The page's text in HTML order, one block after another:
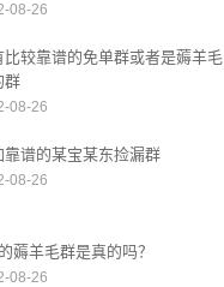
08-26
比较靠谱的免单群或者是薅羊毛
群
08-26
靠谱的某宝某东捡漏群
08-26
薅羊毛群是真的吗？
08-26